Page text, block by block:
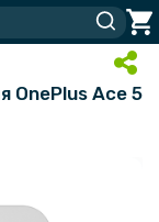
OnePlus Ace 5